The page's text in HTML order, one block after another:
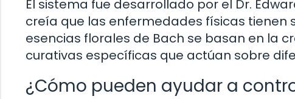
El sistema fue desarrollado por el Dr.
creía que las enfermedades físicas tienen
esencias florales de Bach se basan en la
curativas específicas que actúan sobre
¿Cómo pueden ayudar a